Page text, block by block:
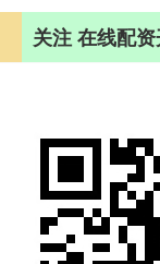
关注 在线配